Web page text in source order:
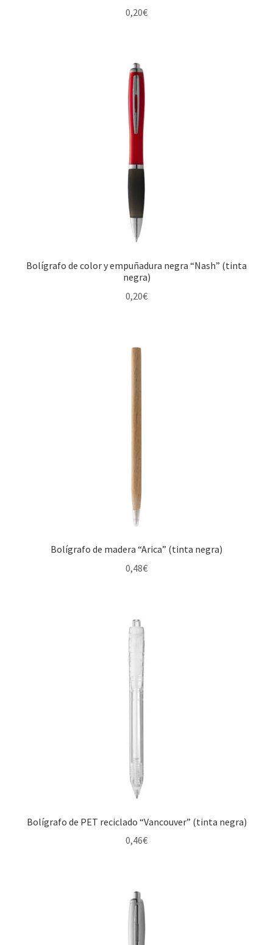
0,20€
Bolígrafo de color y empuñadura negra “Nash” (tinta
negra)
0,20€
Bolígrafo de madera “Arica” (tinta negra)
0,48€
Bolígrafo de PET reciclado “Vancouver” (tinta negra)
0,46€